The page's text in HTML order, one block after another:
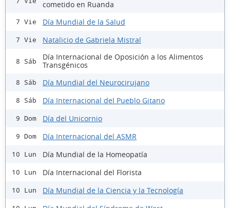
cometido en Ruanda
7 Vie Día Mundial de la Salud
7 Vie Natalicio de Gabriela Mistral
8 Sáb
Día Internacional de Oposición a los Alimentos
Transgénicos
8 Sáb Día Mundial del Neurocirujano
8 Sáb Día Internacional del Pueblo Gitano
9 Dom Día del Unicornio
9 Dom Día Internacional del ASMR
10 Lun Día Mundial de la Homeopatía
10 Lun Día Internacional del Florista
10 Lun Día Mundial de la Ciencia y la Tecnología